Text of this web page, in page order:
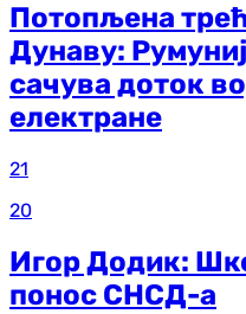
Потопљена
Дунаву:
сачува доток
електране
21
20
Игор Додик:
понос СНСД-а